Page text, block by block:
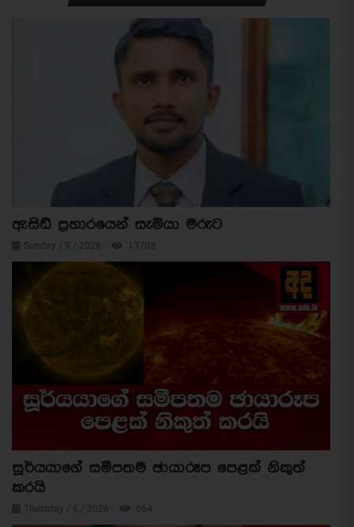
ඇසිඩ් ප්‍රහාරයෙන් සැමියා මරුට
Sunday / 9 / 2026 13705
සූර්යයාගේ සමීපතම ඡායාරූප පෙළක් නිකුත්
කරයි
Thursday / 6 / 2026 664